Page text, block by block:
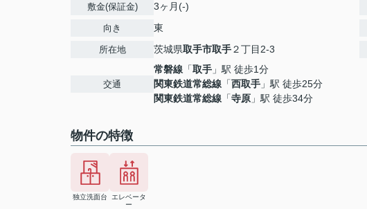
敷金(保証金) 3ヶ月(-)
向き 東
所在地 茨城県取手市取手２丁目2-3
交通
常磐線 「取手 」駅 徒歩1分
関東鉄道常総線 「西取手 」駅 徒歩25分
関東鉄道常総線 「寺原 」駅 徒歩34分
物件の特徴
独立洗面台
エレベータ
ー